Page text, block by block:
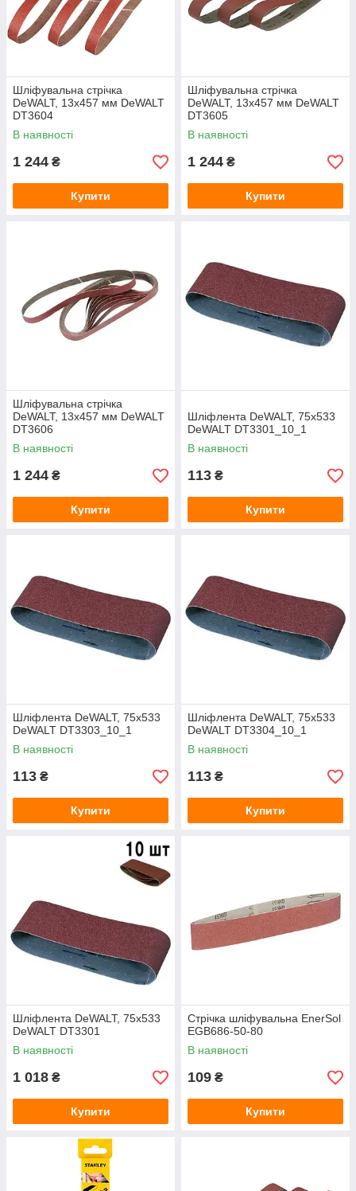
Шліфувальна стрічка
DeWALT, 13х457 мм DeWALT
DT3604
В наявності
1 244 ₴
Купити
Шліфувальна стрічка
DeWALT, 13х457 мм DeWALT
DT3605
В наявності
1 244 ₴
Купити
Шліфувальна стрічка
DeWALT, 13х457 мм DeWALT
DT3606
В наявності
1 244 ₴
Купити
Шліфлента DeWALT, 75х533
DeWALT DT3301_10_1
В наявності
113 ₴
Купити
Шліфлента DeWALT, 75х533
DeWALT DT3303_10_1
В наявності
113 ₴
Купити
Шліфлента DeWALT, 75х533
DeWALT DT3304_10_1
В наявності
113 ₴
Купити
Шліфлента DeWALT, 75х533
DeWALT DT3301
В наявності
1 018 ₴
Купити
Стрічка шліфувальна EnerSol
EGB686-50-80
В наявності
109 ₴
Купити